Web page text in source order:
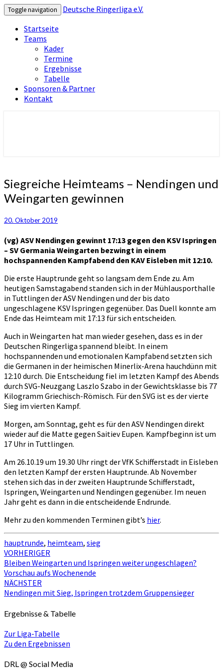
Toggle navigation
Deutsche Ringerliga e.V.
Startseite
Teams
Kader
Termine
Ergebnisse
Tabelle
Sponsoren & Partner
Kontakt
Siegreiche
Heimteams
–
und
gewinnen
Siegreiche Heimteams – Nendingen und
Weingarten gewinnen
20. Oktober 2019
(vg) ASV Nendingen gewinnt 17:13 gegen den KSV Ispringen
– SV Germania Weingarten bezwingt in einem
hochspannenden Kampfabend den KAV Eisleben mit 12:10.
Die erste Hauptrunde geht so langsam dem Ende zu. Am
heutigen Samstagabend standen sich in der Mühlausporthalle
in Tuttlingen der ASV Nendingen und der bis dato
ungeschlagene KSV Ispringen gegenüber. Das Duell konnte am
Ende das Heimteam mit 17:13 für sich entscheiden.
Auch in Weingarten hat man wieder gesehen, dass es in der
Deutschen Ringerliga spannend bleibt. In einem
hochspannenden und emotionalen Kampfabend setzten sich
die Germanen in der heimischen Minerlix-Arena hauchdünn mit
12:10 durch. Die Entscheidung fiel im letzten Kampf des Abends
durch SVG-Neuzgang Laszlo Szabo in der Gewichtsklasse bis 77
Kilogramm Griechisch-Römisch. Für den SVG ist es der vierte
Sieg im vierten Kampf.
Morgen, am Sonntag, geht es für den ASV Nendingen direkt
wieder auf die Matte gegen Saitiev Eupen. Kampfbeginn ist um
17 Uhr in Tuttlingen.
Am 26.10.19 um 19.30 Uhr ringt der VfK Schifferstadt in Eisleben
den letzten Kampf der ersten Hauptrunde. Ab November
stehen sich das in der zweiten Hauptrunde Schifferstadt,
Ispringen, Weingarten und Nendingen gegenüber. Im neuen
Jahr geht es dann in die entscheidende Endrunde.
Mehr zu den kommenden Terminen gibt’s hier.
hauptrunde, heimteam, sieg
Beitragsnavigation
VORHERIGER
Bleiben Weingarten und Ispringen weiter ungeschlagen?
Vorschau aufs Wochenende
NÄCHSTER
Nendingen mit Sieg, Ispringen trotzdem Gruppensieger
Ergebnisse & Tabelle
Zur Liga-Tabelle
Zu den Ergebnissen
DRL @ Social Media